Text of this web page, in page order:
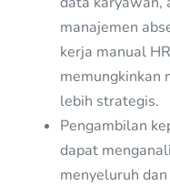
manajemen
kerja manual
memungkinkan
lebih strategis.
Pengambilan
dapat
menyeluruh